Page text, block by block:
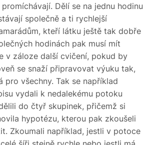
Dělí se na jednu hodinu
společně a ti rychlejší
kteří látku ještě tak dobře
hodinách pak musí mít
v záloze další cvičení, pokud by
se snaží připravovat výuku tak,
pro všechny. Tak se například
vydali k nedalekému potoku
do čtyř skupinek, přičemž si
hypotézu, kterou pak zkoušeli
Zkoumali například, jestli v potoce